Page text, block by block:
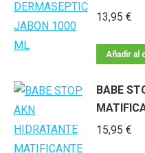
13,95 €
Añadir al
BABE
15,95 €